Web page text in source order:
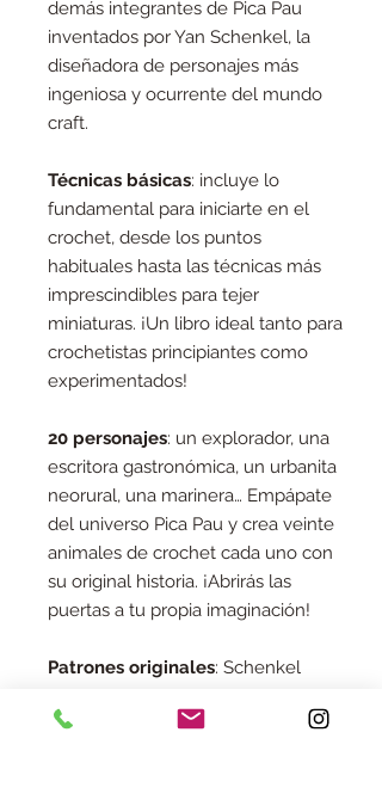
demás integrantes de Pica Pau
inventados por Yan Schenkel, la
diseñadora de personajes más
ingeniosa y ocurrente del mundo
craft.
Técnicas básicas: incluye lo
fundamental para iniciarte en el
crochet, desde los puntos
habituales hasta las técnicas más
imprescindibles para tejer
miniaturas. ¡Un libro ideal tanto para
crochetistas principiantes como
experimentados!
20 personajes: un explorador, una
escritora gastronómica, un urbanita
neorural, una marinera… Empápate
del universo Pica Pau y crea veinte
animales de crochet cada uno con
su original historia. ¡Abrirás las
puertas a tu propia imaginación!
Patrones originales: Schenkel
conocimientos, secretos e